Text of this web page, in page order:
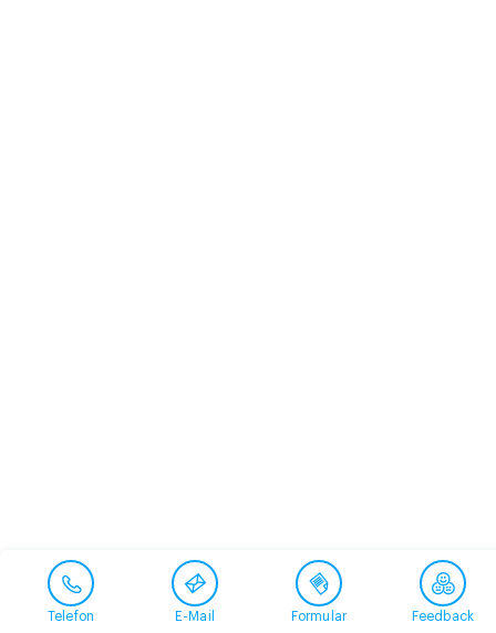
Telefon E-Mail Formular Feedback